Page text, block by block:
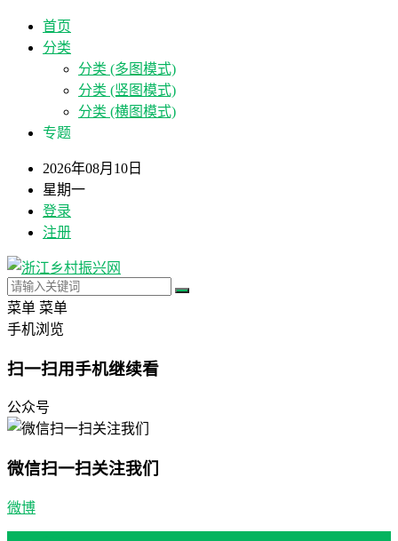
首页
分类
分类 (多图模式)
分类 (竖图模式)
分类 (横图模式)
专题
2026年08月10日
星期一
登录
注册
菜单 菜单
手机浏览
扫一扫用手机继续看
公众号
微信扫一扫关注我们
微博